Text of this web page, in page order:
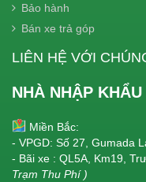
Bảo hành
Bán xe trả góp
LIÊN HỆ VỚI
NHÀ NHẬP
Miền Bắc:
- VPGD: Số 27, Gumada
- Bãi xe : QL5A, Km19,
Trạm Thu Phí )